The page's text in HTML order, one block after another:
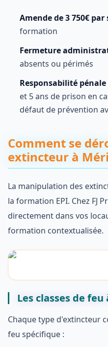
Amende de 3 750€
formation
Fermeture
absents ou périmés
Responsabilité pénale
et 5 ans de prison en
défaut de prévention
Comment se
extincteur à
La manipulation des
la formation EPI. Chez FJ
directement dans vos
formation contextualisée.
Les classes de
Chaque type d'extincteur
feu spécifique :